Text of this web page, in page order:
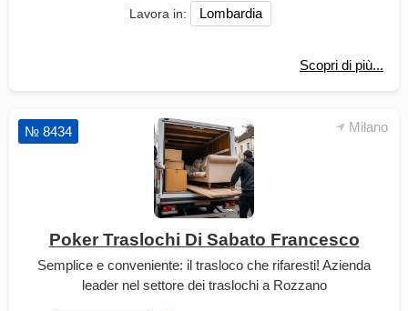
Lavora in: Lombardia
Scopri di più...
Milano
№ 8434
Poker Traslochi Di Sabato Francesco
Semplice e conveniente: il trasloco che rifaresti! Azienda
leader nel settore dei traslochi a Rozzano